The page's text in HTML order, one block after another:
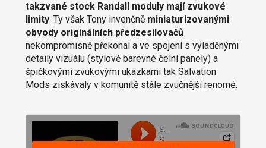
takzvané stock Randall moduly mají zvukové
limity. Ty však Tony invenčně miniaturizovanými
obvody originálních předzesilovačů
nekompromisně překonal a ve spojení s vyladěnými
detaily vizuálu (stylově barevné čelní panely) a
špičkovými zvukovými ukázkami tak Salvation
Mods získávaly v komunitě stále zvučnější renomé.